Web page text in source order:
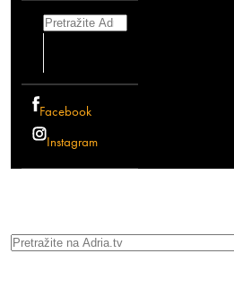
Search
Facebook
Instagram
Search